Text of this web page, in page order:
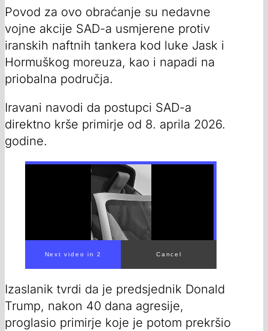
Povod za ovo obraćanje su nedavne
vojne akcije SAD-a usmjerene protiv
iranskih naftnih tankera kod luke Jask i
Hormuškog moreuza, kao i napadi na
priobalna područja.
Iravani navodi da postupci SAD-a
direktno krše primirje od 8. aprila 2026.
godine.
Izaslanik tvrdi da je predsjednik Donald
Trump, nakon 40 dana agresije,
proglasio primirje koje je potom prekršio